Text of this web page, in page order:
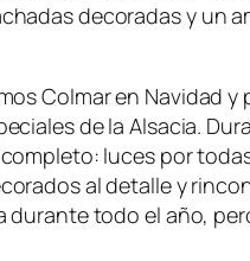
decoradas y un
Colmar en Navidad
de la Alsacia.
luces por
al detalle y
durante todo el año,